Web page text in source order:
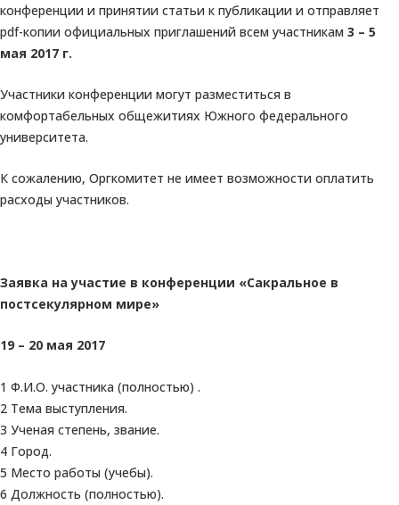
конференции и принятии статьи к публикации и отправляет
pdf-копии официальных приглашений всем участникам 3 – 5
мая 2017 г.
Участники конференции могут разместиться в
комфортабельных общежитиях Южного федерального
университета.
К сожалению, Оргкомитет не имеет возможности оплатить
расходы участников.
Заявка на участие в конференции «Сакральное в
постсекулярном мире»
19 – 20 мая 2017
1 Ф.И.О. участника (полностью) .
2 Тема выступления.
3 Ученая степень, звание.
4 Город.
5 Место работы (учебы).
6 Должность (полностью).